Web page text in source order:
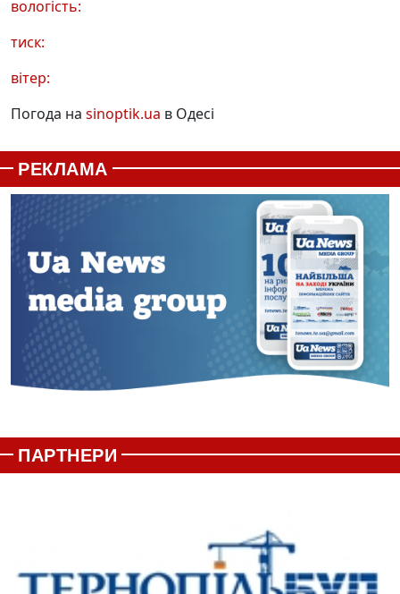
вологість:
тиск:
вітер:
Погода на sinoptik.ua в Одесі
РЕКЛАМА
ПАРТНЕРИ